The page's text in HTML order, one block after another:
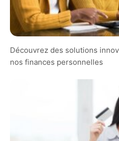
Découvrez des solutions
nos finances personnelles